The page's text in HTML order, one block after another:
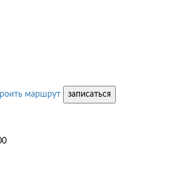
маршрут
записаться